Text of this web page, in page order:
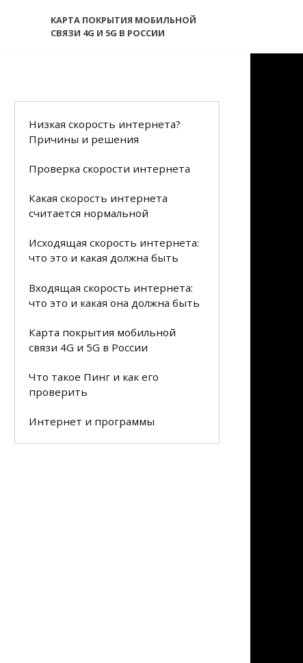
КАРТА ПОКРЫТИЯ МОБИЛЬНОЙ
СВЯЗИ 4G И 5G В РОССИИ
Низкая скорость интернета?
Причины и решения
Проверка скорости интернета
Какая скорость интернета
считается нормальной
Исходящая скорость интернета:
что это и какая должна быть
Входящая скорость интернета:
что это и какая она должна быть
Карта покрытия мобильной
связи 4G и 5G в России
Что такое Пинг и как его
проверить
Интернет и программы